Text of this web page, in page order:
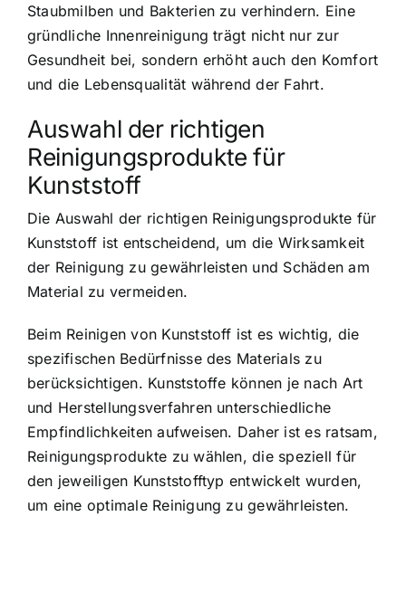
Staubmilben und Bakterien zu verhindern. Eine
gründliche Innenreinigung trägt nicht nur zur
Gesundheit bei, sondern erhöht auch den Komfort
und die Lebensqualität während der Fahrt.
Auswahl der richtigen
Reinigungsprodukte für
Kunststoff
Die Auswahl der richtigen Reinigungsprodukte für
Kunststoff ist entscheidend, um die Wirksamkeit
der Reinigung zu gewährleisten und Schäden am
Material zu vermeiden.
Beim Reinigen von Kunststoff ist es wichtig, die
spezifischen Bedürfnisse des Materials zu
berücksichtigen. Kunststoffe können je nach Art
und Herstellungsverfahren unterschiedliche
Empfindlichkeiten aufweisen. Daher ist es ratsam,
Reinigungsprodukte zu wählen, die speziell für
den jeweiligen Kunststofftyp entwickelt wurden,
um eine optimale Reinigung zu gewährleisten.